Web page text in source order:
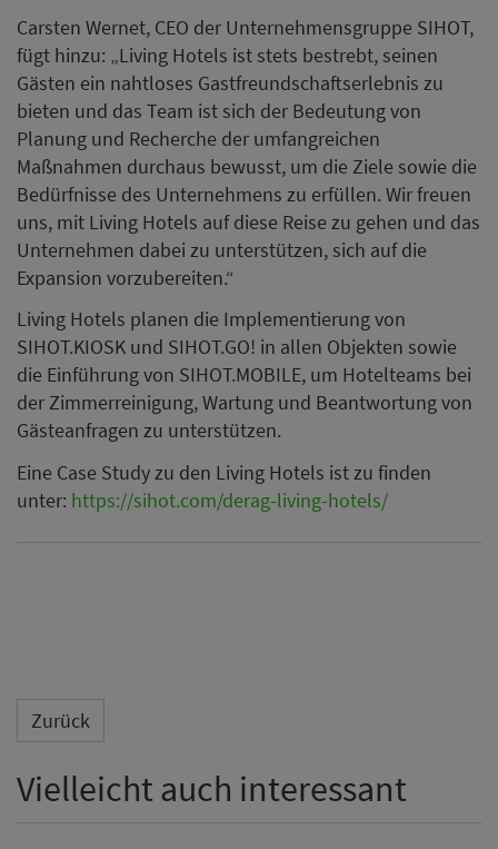
Carsten Wernet, CEO der Unternehmensgruppe SIHOT,
fügt hinzu: „Living Hotels ist stets bestrebt, seinen
Gästen ein nahtloses Gastfreundschaftserlebnis zu
bieten und das Team ist sich der Bedeutung von
Planung und Recherche der umfangreichen
Maßnahmen durchaus bewusst, um die Ziele sowie die
Bedürfnisse des Unternehmens zu erfüllen. Wir freuen
uns, mit Living Hotels auf diese Reise zu gehen und das
Unternehmen dabei zu unterstützen, sich auf die
Expansion vorzubereiten.“
Living Hotels planen die Implementierung von
SIHOT.KIOSK und SIHOT.GO! in allen Objekten sowie
die Einführung von SIHOT.MOBILE, um Hotelteams bei
der Zimmerreinigung, Wartung und Beantwortung von
Gästeanfragen zu unterstützen.
Eine Case Study zu den Living Hotels ist zu finden
unter: https://sihot.com/derag-living-hotels/
Zurück
Vielleicht auch interessant